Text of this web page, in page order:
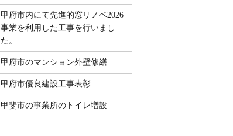
甲府市内にて先進的窓リノベ2026
事業を利用した工事を行いまし
た。
甲府市のマンション外壁修繕
甲府市優良建設工事表彰
甲斐市の事業所のトイレ増設